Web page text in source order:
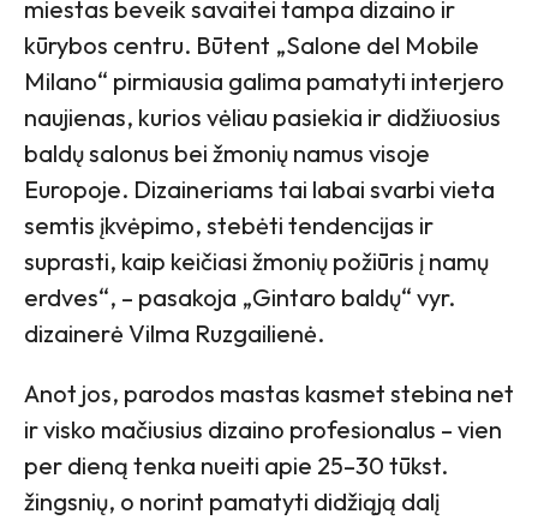
miestas beveik savaitei tampa dizaino ir
kūrybos centru. Būtent „Salone del Mobile
Milano“ pirmiausia galima pamatyti interjero
naujienas, kurios vėliau pasiekia ir didžiuosius
baldų salonus bei žmonių namus visoje
Europoje. Dizaineriams tai labai svarbi vieta
semtis įkvėpimo, stebėti tendencijas ir
suprasti, kaip keičiasi žmonių požiūris į namų
erdves“, – pasakoja „Gintaro baldų“ vyr.
dizainerė Vilma Ruzgailienė.
Anot jos, parodos mastas kasmet stebina net
ir visko mačiusius dizaino profesionalus – vien
per dieną tenka nueiti apie 25–30 tūkst.
žingsnių, o norint pamatyti didžiąją dalį